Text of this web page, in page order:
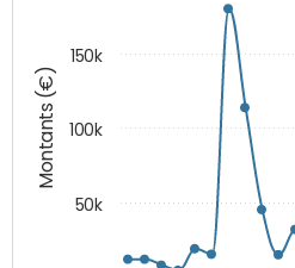
Montants (€)
50k
100k
150k